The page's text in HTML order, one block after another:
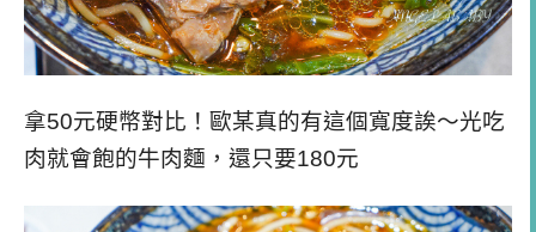
拿50元硬幣對比！歐某真的有這個寬度誒～光吃
肉就會飽的牛肉麵，還只要180元